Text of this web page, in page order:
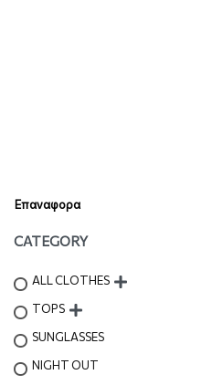
Επαναφορα
CATEGORY
ALL CLOTHES
TOPS
SUNGLASSES
NIGHT OUT